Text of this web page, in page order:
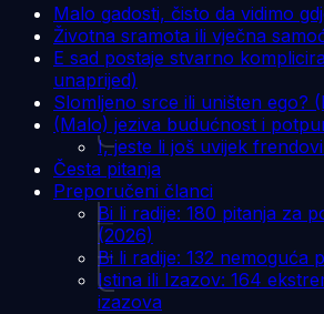
Malo gadosti, čisto da vidimo
Životna sramota ili vječna
E sad postaje stvarno
unaprijed)
Slomljeno srce ili uništen ego?
(Malo) jeziva budućnost i
I, jeste li još uvijek
Česta pitanja
Preporučeni članci
Bi li radije: 180 pitanja za
(2026)
Bi li radije: 132 nemoguća
Istina ili Izazov: 164
izazova